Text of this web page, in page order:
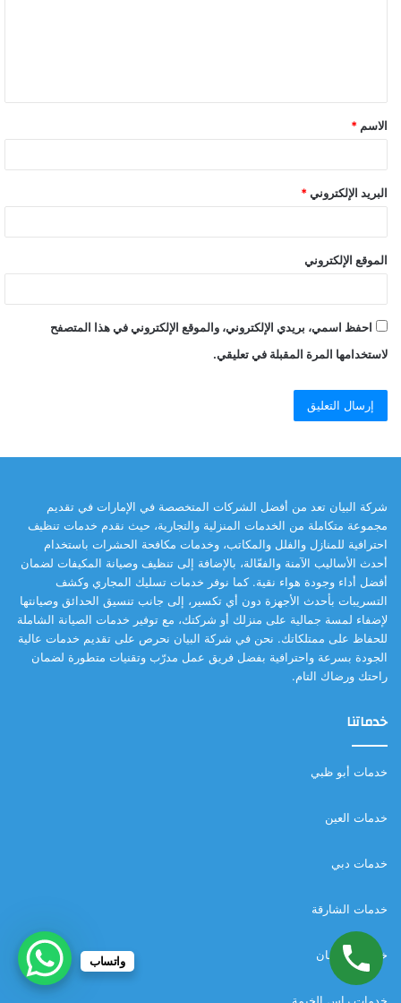
ق
*
الاسم *
البريد الإلكتروني *
الموقع الإلكتروني
احفظ اسمي، بريدي الإلكتروني، والموقع الإلكتروني في هذا المتصفح
لاستخدامها المرة المقبلة في تعليقي.
شركة البيان تعد من أفضل الشركات المتخصصة في الإمارات في تقديم
مجموعة متكاملة من الخدمات المنزلية والتجارية، حيث نقدم خدمات تنظيف
احترافية للمنازل والفلل والمكاتب، وخدمات مكافحة الحشرات باستخدام
أحدث الأساليب الآمنة والفعّالة، بالإضافة إلى تنظيف وصيانة المكيفات لضمان
أفضل أداء وجودة هواء نقية. كما نوفر خدمات تسليك المجاري وكشف
التسريبات بأحدث الأجهزة دون أي تكسير، إلى جانب تنسيق الحدائق وصيانتها
لإضفاء لمسة جمالية على منزلك أو شركتك، مع توفير خدمات الصيانة الشاملة
للحفاظ على ممتلكاتك. نحن في شركة البيان نحرص على تقديم خدمات عالية
الجودة بسرعة واحترافية بفضل فريق عمل مدرّب وتقنيات متطورة لضمان
راحتك ورضاك التام.
خدماتنا
خدمات أبو ظبي
خدمات العين
خدمات دبي
خدمات الشارقة
خدمات عجمان واتساب